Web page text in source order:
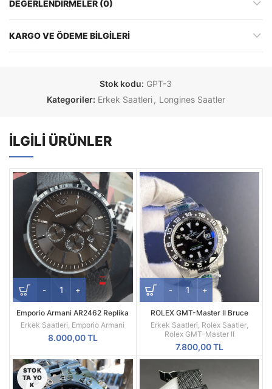
DEĞERLENDIRMELER (0)
KARGO VE ÖDEME BILGILERI
Stok kodu: GPT-3
Kategoriler: Erkek Saatleri , Longines Saatler
İLGILI ÜRÜNLER
Emporio Armani AR2462 Replika
Erkek Kol Saati
Erkek Saatleri Emporio Armani
8.000,00TL
ROLEX GMT-Master II Bruce
Wayne Oyster Kordon Gri Bezel
126710GRNR
Erkek Saatleri Rolex Saatler,
Rolex GMT-Master II
7.800,00TL
STOK
TA YO
K